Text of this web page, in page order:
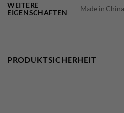
WEITERE
EIGENSCHAFTEN
Made in China
PRODUKTSICHERHEIT